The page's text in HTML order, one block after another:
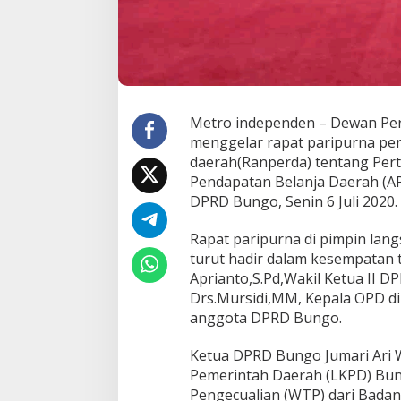
t
a
n
g
g
u
g
a
w
a
b
n
A
P
Metro independen – Dewan
menggelar rapat paripurna
daerah(Ranperda) tentang
Pendapatan Belanja Daerah
DPRD Bungo, Senin 6 Juli 2020.
Rapat paripurna di pimpin
turut hadir dalam kesempatan
Aprianto,S.Pd,Wakil Ketua II
Drs.Mursidi,MM, Kepala OPD
anggota DPRD Bungo.
Ketua DPRD Bungo Jumari
Pemerintah Daerah (LKPD)
Pengecualian (WTP) dari